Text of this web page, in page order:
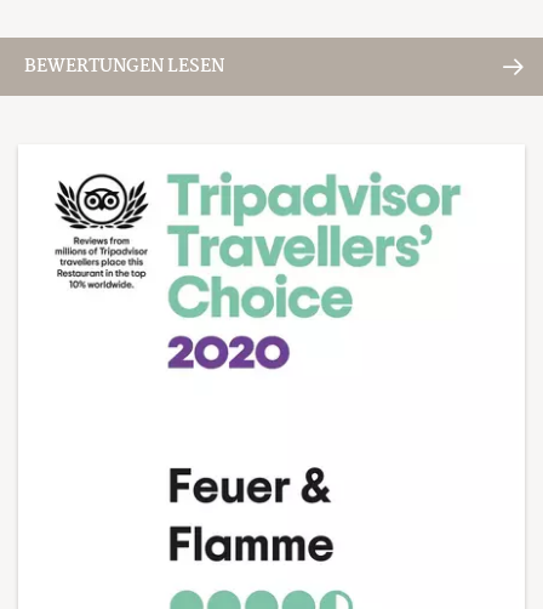
Schwarzbrenner-Hütte
Wein ELIXIUM
Ausflüge im Sommer
Sommer-Funparks
Sommer-Events
Winter aktiv
Private Skiing
Prospekt
AGB
Sitemap
Impressum
Datenschutz
BEWERTUNGEN LESEN